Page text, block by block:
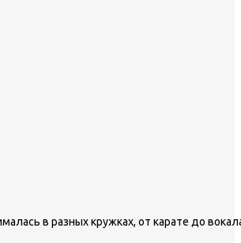
в разных кружках, от карате до